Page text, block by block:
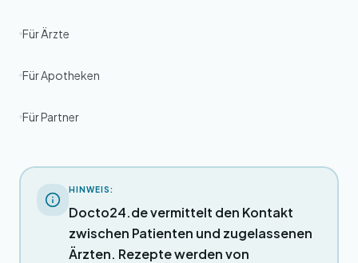
Für Ärzte
Für Apotheken
Für Partner
HINWEIS:
Docto24.de vermittelt den Kontakt
zwischen Patienten und zugelassenen
Ärzten. Rezepte werden von